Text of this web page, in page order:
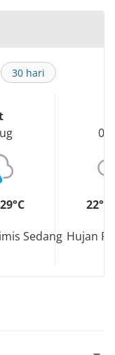
30 hari
Sedang
09
22°C
Hujan